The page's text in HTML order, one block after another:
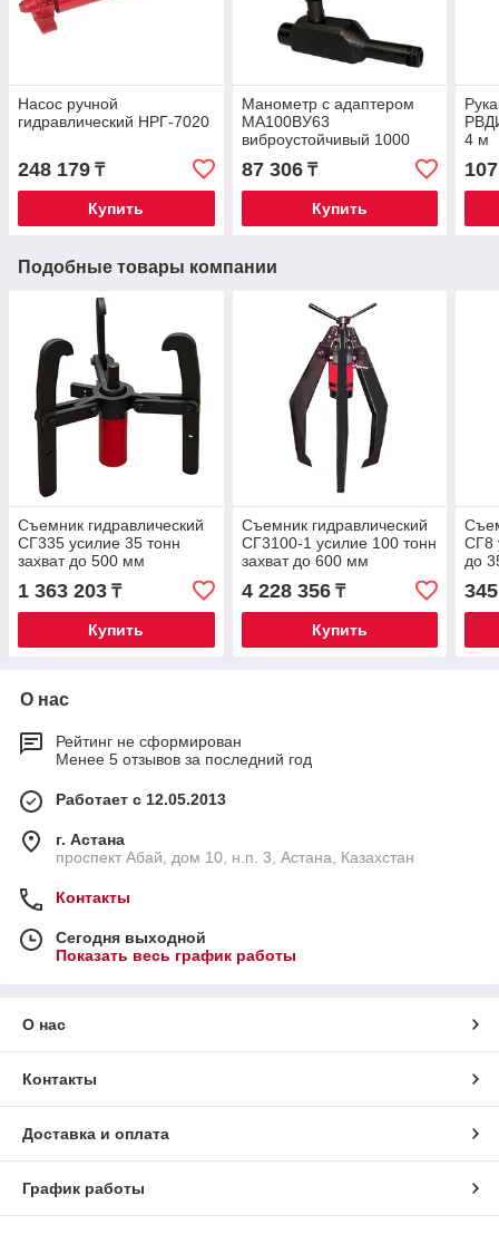
Насос ручной
гидравлический НРГ-7020
248 179 ₸
Купить
Манометр с адаптером
МА100ВУ63
виброустойчивый 1000
87 306₸
Купить
4 м
Подобные товары компании
Съемник гидравлический
СГ335 усилие 35 тонн
захват до 500 мм
1 363 203 ₸
Купить
Съемник гидравлический
СГ3100-1 усилие 100 тонн
захват до 600 мм
4 228 356₸
Купить
СГ8
до
О нас
Рейтинг не сформирован
Менее 5 отзывов за последний год
Работает с 12.05.2013
г. Астана
проспект Абай, дом 10, н.п. 3, Астана, Казахстан
Контакты
Сегодня выходной
Показать весь график работы
О нас
Контакты
Доставка и оплата
График работы